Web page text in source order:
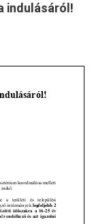
indulásáról!